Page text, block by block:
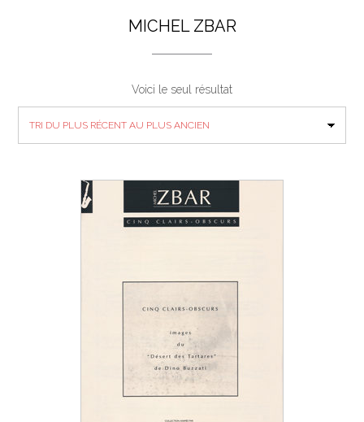
MICHEL ZBAR
Voici le seul résultat